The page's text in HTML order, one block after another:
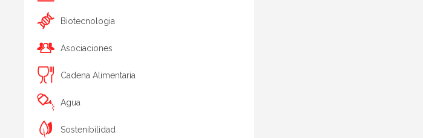
Biotecnologia
Asociaciones
Cadena Alimentaria
Agua
Sostenibilidad